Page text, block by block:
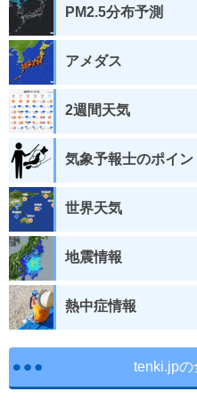
PM2.5分布予測
アメダス
2週間天気
気象予報士のポイン
世界天気
地震情報
熱中症情報
tenki.jpの